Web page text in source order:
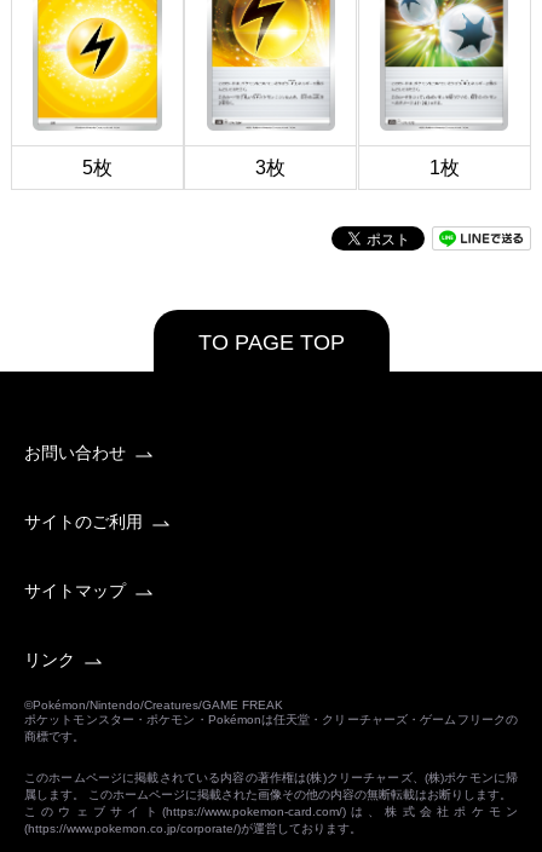
5枚 3枚 1枚
TO PAGE TOP
お問い合わせ
サイトのご利用
サイトマップ
リンク
©Pokémon/Nintendo/Creatures/GAME FREAK
ポケットモンスター・ポケモン・Pokémonは任天堂・クリーチャーズ・ゲームフリークの
商標です。
このホームページに掲載されている内容の著作権は(株)クリーチャーズ、(株)ポケモンに帰
属します。 このホームページに掲載された画像その他の内容の無断転載はお断りします。
このウェブサイト(https://www.pokemon-card.com/)は、株式会社ポケモン
(https://www.pokemon.co.jp/corporate/)が運営しております。